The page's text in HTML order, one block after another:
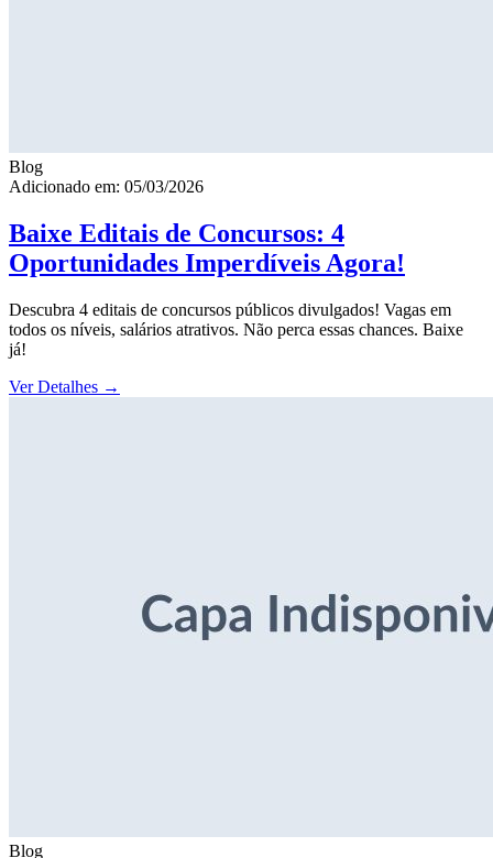
Blog
Adicionado em: 05/03/2026
Baixe Editais de Concursos: 4
Oportunidades Imperdíveis Agora!
Descubra 4 editais de concursos públicos divulgados! Vagas em
todos os níveis, salários atrativos. Não perca essas chances. Baixe
já!
Ver Detalhes →
Blog